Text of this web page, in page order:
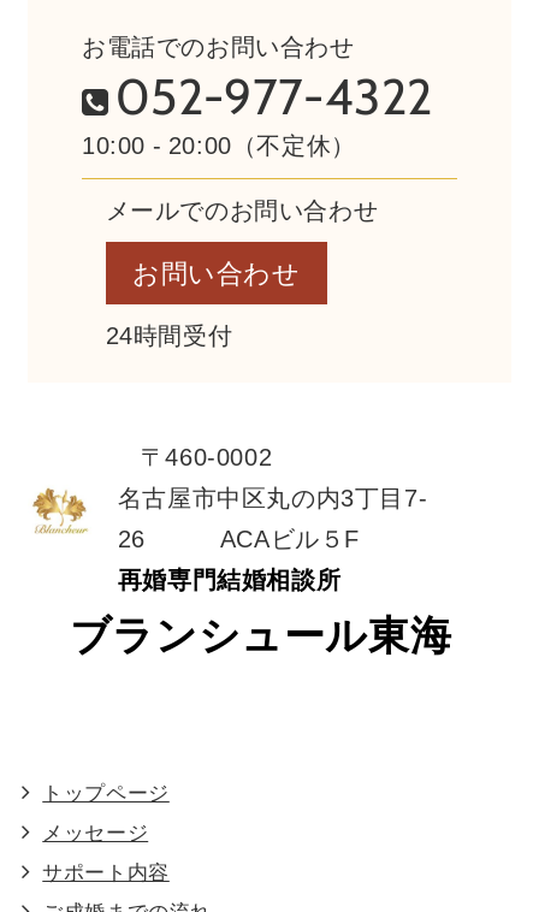
お電話でのお問い合わせ
052-977-4322
10:00 - 20:00（不定休）
メールでのお問い合わせ
お問い合わせ
24時間受付
〒460-0002
名古屋市中区丸の内3丁目7-
26 ACAビル５F
再婚専門結婚相談所
ブランシュール東海
トップページ
メッセージ
サポート内容